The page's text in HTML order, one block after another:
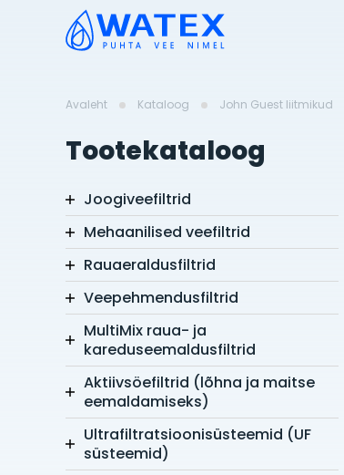
Avaleht Kataloog John Guest liitmikud
Tootekataloog
Joogiveefiltrid
Mehaanilised veefiltrid
Rauaeraldusfiltrid
Veepehmendusfiltrid
MultiMix raua- ja
kareduseemaldusfiltrid
Aktiivsöefiltrid (lõhna ja maitse
eemaldamiseks)
Ultrafiltratsioonisüsteemid (UF
süsteemid)